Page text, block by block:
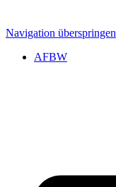
Navigation überspringen
AFBW